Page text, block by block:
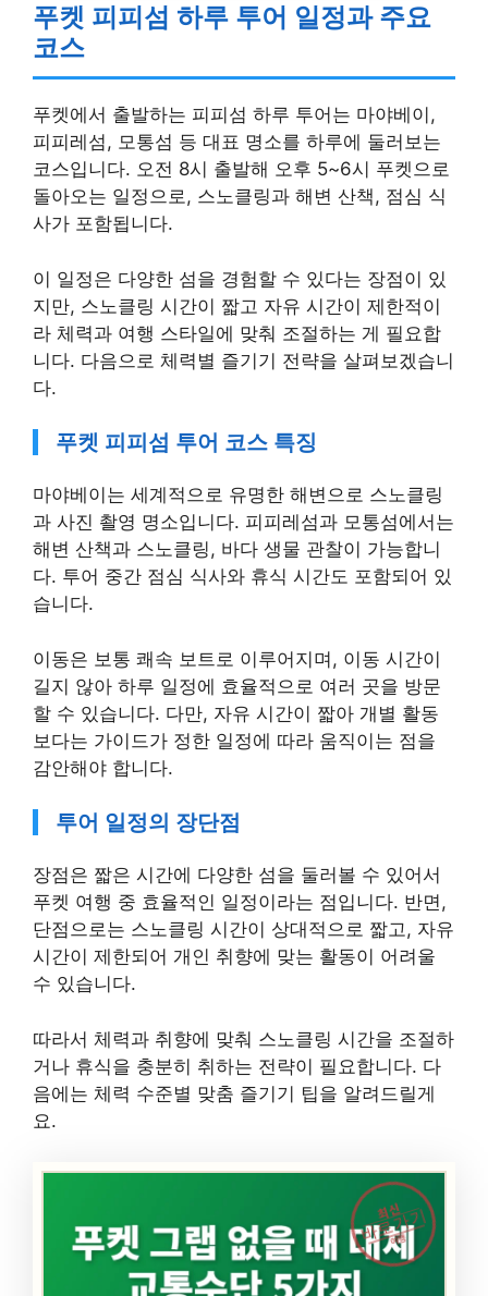
푸켓 피피섬 하루 투어 일정과 주요
코스
푸켓에서 출발하는 피피섬 하루 투어는 마야베이,
피피레섬, 모통섬 등 대표 명소를 하루에 둘러보는
코스입니다. 오전 8시 출발해 오후 5~6시 푸켓으로
돌아오는 일정으로, 스노클링과 해변 산책, 점심 식
사가 포함됩니다.
이 일정은 다양한 섬을 경험할 수 있다는 장점이 있
지만, 스노클링 시간이 짧고 자유 시간이 제한적이
라 체력과 여행 스타일에 맞춰 조절하는 게 필요합
니다. 다음으로 체력별 즐기기 전략을 살펴보겠습니
다.
푸켓 피피섬 투어 코스 특징
마야베이는 세계적으로 유명한 해변으로 스노클링
과 사진 촬영 명소입니다. 피피레섬과 모통섬에서는
해변 산책과 스노클링, 바다 생물 관찰이 가능합니
다. 투어 중간 점심 식사와 휴식 시간도 포함되어 있
습니다.
이동은 보통 쾌속 보트로 이루어지며, 이동 시간이
길지 않아 하루 일정에 효율적으로 여러 곳을 방문
할 수 있습니다. 다만, 자유 시간이 짧아 개별 활동
보다는 가이드가 정한 일정에 따라 움직이는 점을
감안해야 합니다.
투어 일정의 장단점
장점은 짧은 시간에 다양한 섬을 둘러볼 수 있어서
푸켓 여행 중 효율적인 일정이라는 점입니다. 반면,
단점으로는 스노클링 시간이 상대적으로 짧고, 자유
시간이 제한되어 개인 취향에 맞는 활동이 어려울
수 있습니다.
따라서 체력과 취향에 맞춰 스노클링 시간을 조절하
거나 휴식을 충분히 취하는 전략이 필요합니다. 다
음에는 체력 수준별 맞춤 즐기기 팁을 알려드릴게
요.
최신
바로가기
여행